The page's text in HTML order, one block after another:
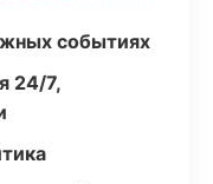
событиях
24/7,